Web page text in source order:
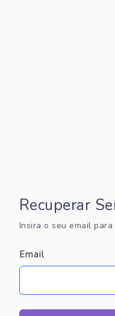
Recuperar
Insira o seu email
Email